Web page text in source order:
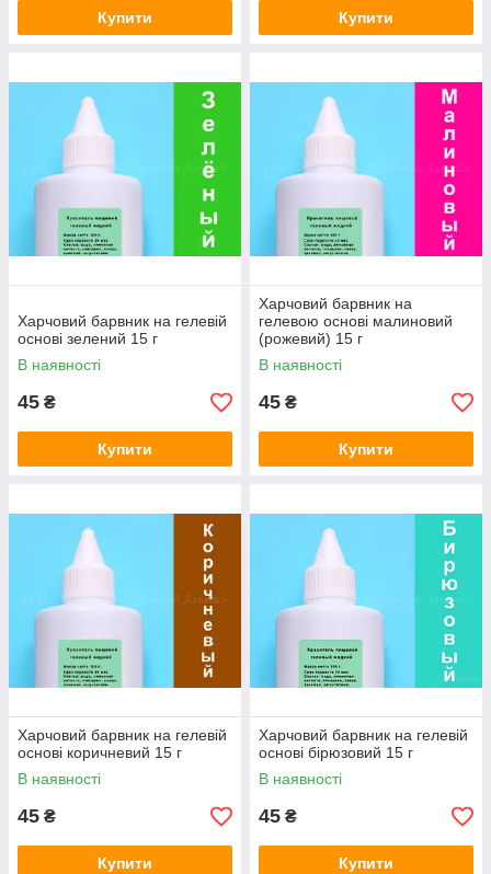
Купити Купити
Харчовий барвник на гелевій
основі зелений 15 г
В наявності
45 ₴
Купити
Харчовий барвник на
гелевою основі малиновий
(рожевий) 15 г
В наявності
45 ₴
Купити
Харчовий барвник на гелевій
основі коричневий 15 г
В наявності
45 ₴
Купити
Харчовий барвник на гелевій
основі бірюзовий 15 г
В наявності
45 ₴
Купити